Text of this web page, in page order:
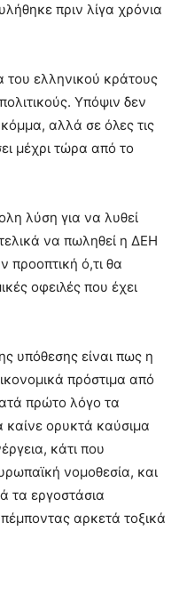
πριν λίγα χρόνια
του ελληνικού κράτους
Υπόψιν δεν
αλλά σε όλες τις
μέχρι τώρα από το
λύση για να λυθεί
να πωληθεί η ΔΕΗ
προοπτική ό,τι θα
οφειλές που έχει
υπόθεσης είναι πως η
πρόστιμα από
πρώτο λόγο τα
καίνε ορυκτά καύσιμα
κάτι που
νομοθεσία, και
τα εργοστάσια
αρκετά τοξικά